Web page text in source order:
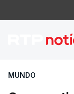
MUNDO